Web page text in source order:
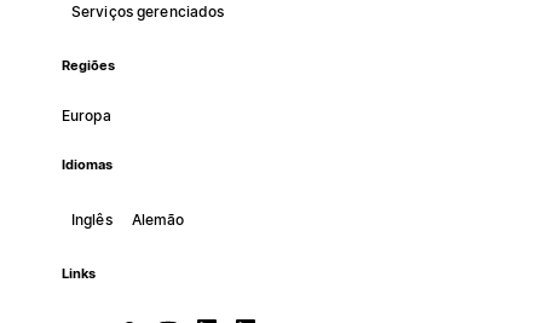
Serviços gerenciados
Regiões
Europa
Idiomas
Inglês Alemão
Links